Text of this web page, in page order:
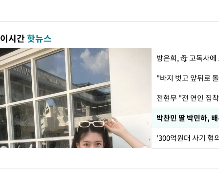
이시간핫뉴스
방은희, 母 고독사
전현무 "전 연인 집
'300억원대 사기 혐